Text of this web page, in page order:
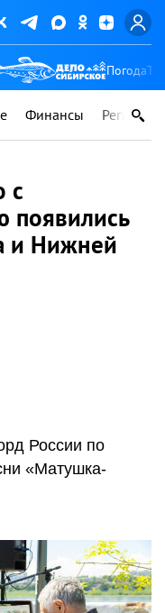
Погода
Финансы Регионы
с
появились
и Нижней
России по
«Матушка-